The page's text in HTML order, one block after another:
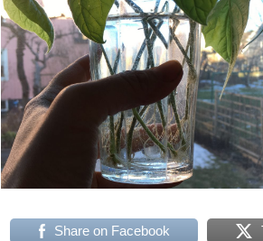
Share on Facebook